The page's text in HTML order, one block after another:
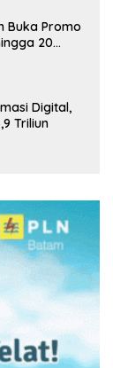
Buka Promo
20
Digital,
Triliun